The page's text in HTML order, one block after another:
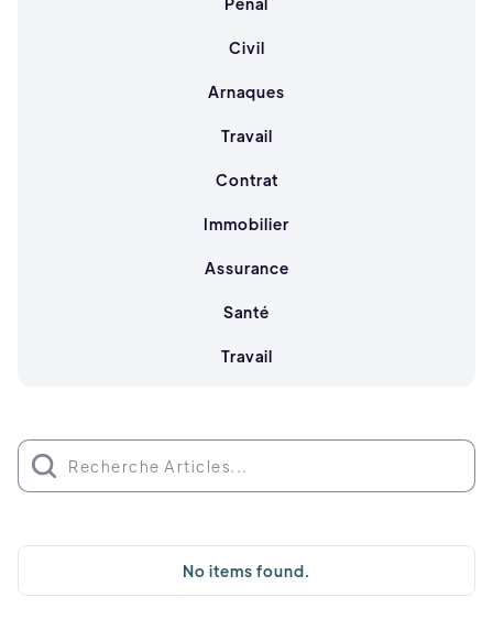
Civil
Arnaques
Travail
Contrat
Immobilier
Assurance
Santé
Travail
No items found.